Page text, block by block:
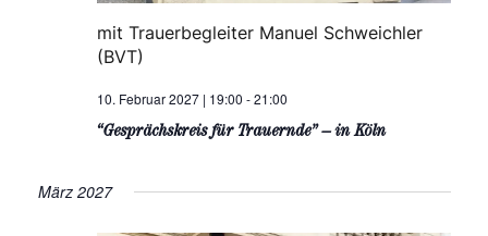
10. Februar 2027 | 19:00 -21:00
“Gesprächskreis für Trauernde” – in Köln
mit Trauerbegleiter Manuel Schweichler
(BVT)
März 2027